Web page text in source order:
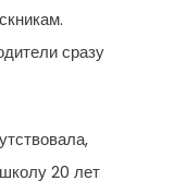
сразу
20 лет